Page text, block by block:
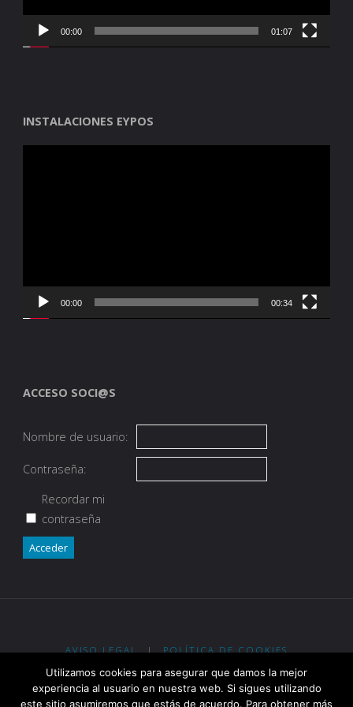
00:00 01:07
INSTALACIONES EYPOS
00:00 00:34
ACCESO SOCI@S
Nombre de usuario:
Contraseña:
Recordar mi
contraseña
Acceder
AVISO LEGAL | POLÍTICA DE COOKIES
Eypos Club de Tiro con Arco - R. G. Ent. Dep. Gobierno de La Rioja
nº 2-0913 - R. RFETA nº 2.400
Utilizamos cookies para asegurar que damos la mejor
experiencia al usuario en nuestra web. Si sigues utilizando
este sitio asumiremos que estás de acuerdo. Para obtener más